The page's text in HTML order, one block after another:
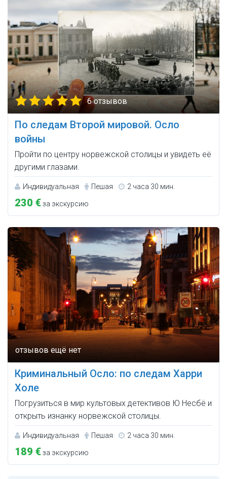
6 отзывов
По следам Второй мировой. Осло
войны
Пройти по центру норвежской столицы и увидеть её
другими глазами.
Индивидуальная Пешая 2 часа 30 мин.
230 €за экскурсию
Криминальный Осло: по следам Харри
Холе
Погрузиться в мир культовых детективов Ю Несбё и
открыть изнанку норвежской столицы.
Индивидуальная Пешая 2 часа 30 мин.
189 €за экскурсию